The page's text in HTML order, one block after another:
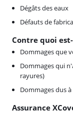
Dégâts des eaux
Défauts de
Contre quoi
Dommages que
Dommages qui
rayures)
Dommages dus
Assurance